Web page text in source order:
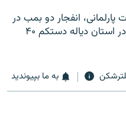
پارلمانی، انفجار دو بمب در
نزديکی رستورانی دردر شهر خالص در استان دیاله دستکم ۴۰
به ما بپیوندید